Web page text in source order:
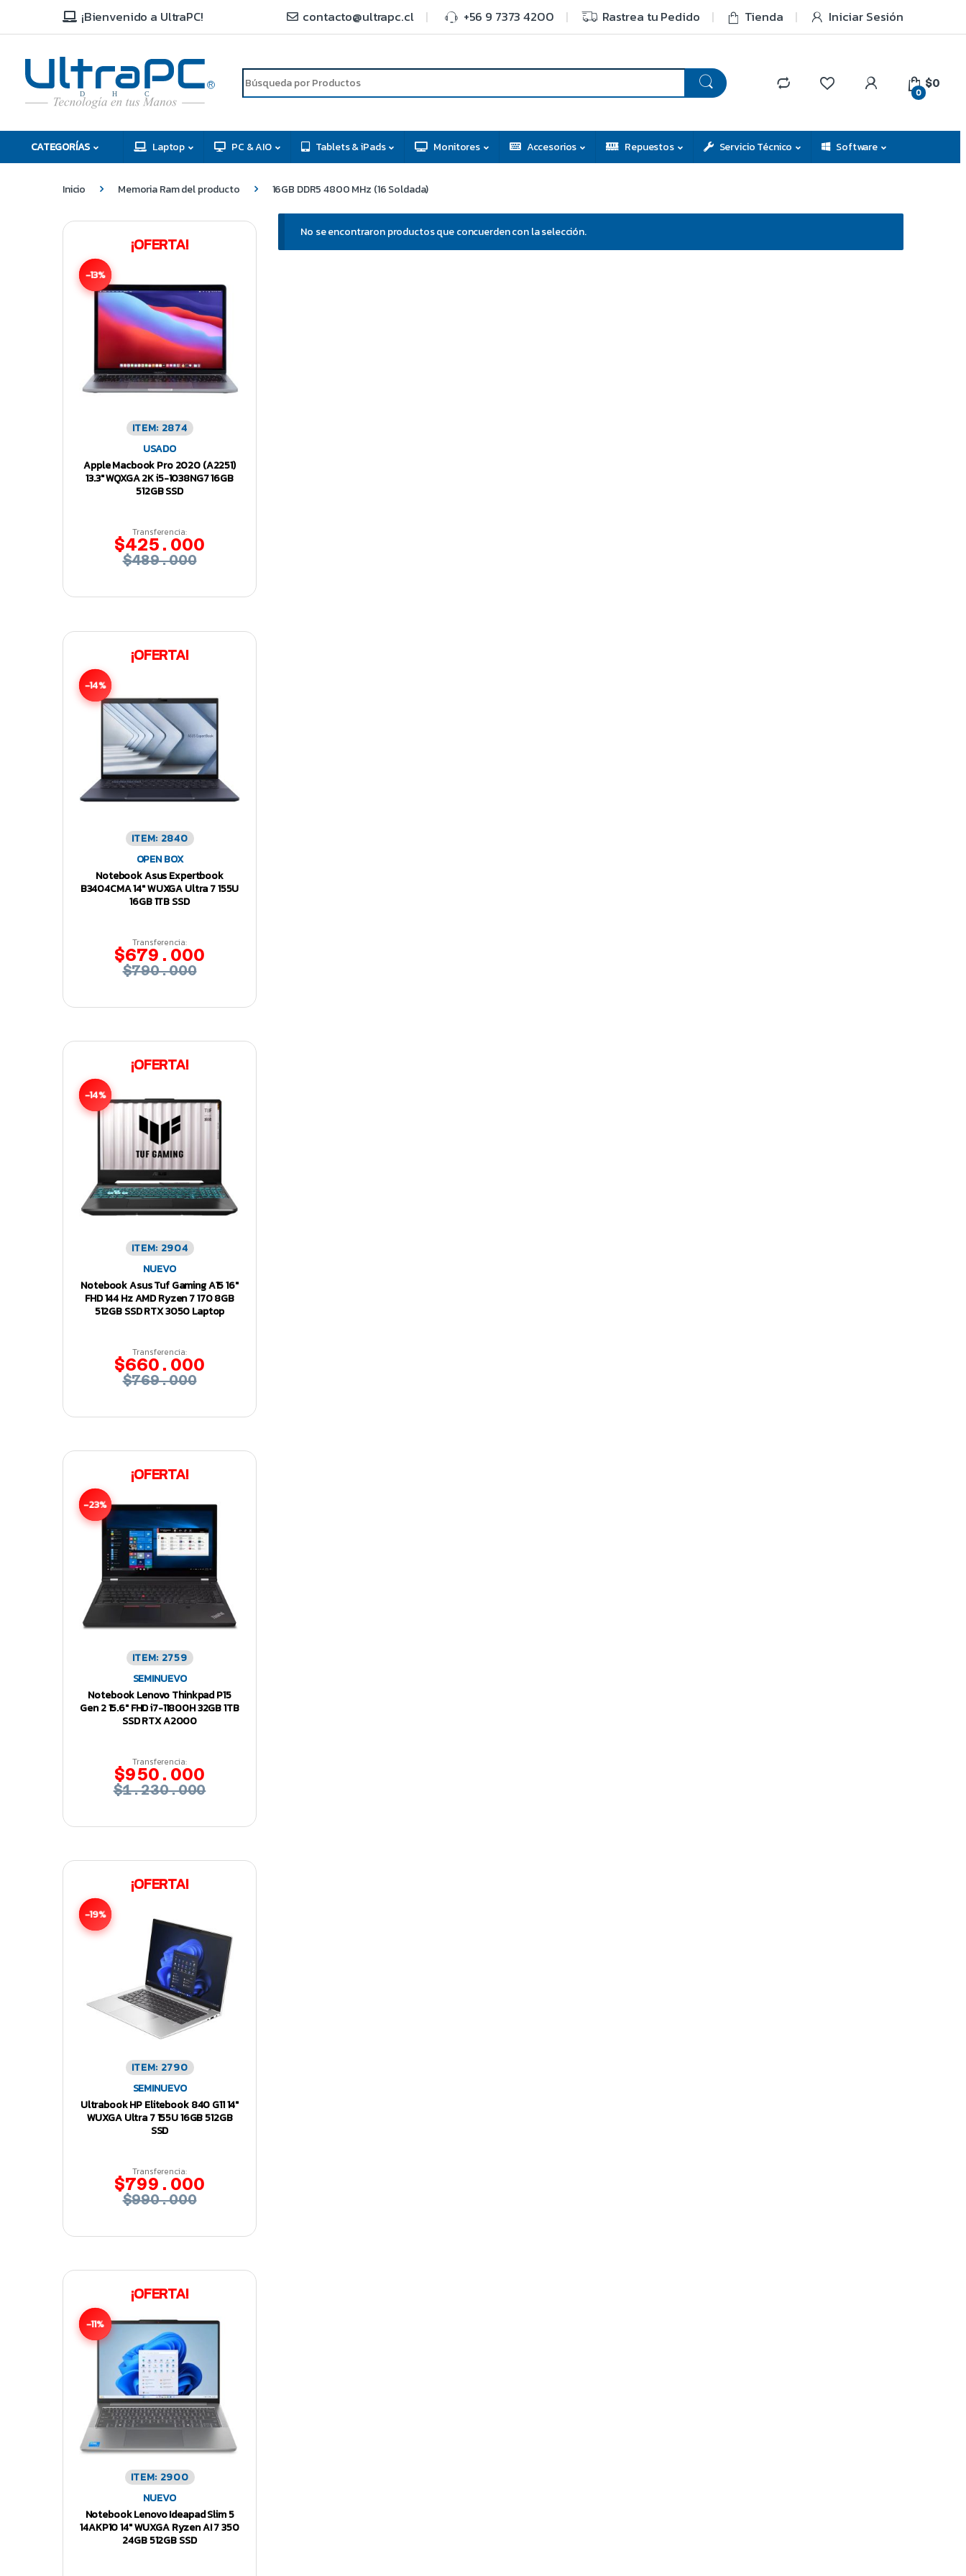
¡Bienvenido a UltraPC! contacto@ultrapc.cl +56 9 7373 4200 Rastrea tu Pedido Tienda Iniciar Sesión
C
H
D
R
0
$0
CATEGORÍAS Laptop PC & AIO Tablets & iPads Monitores Accesorios Repuestos Servicio Técnico Software
Inicio Memoria Ram del producto 16GB DDR5 4800 MHz (16 Soldada)
No se encontraron productos que concuerden con la selección.
¡OFERTA!
-13%
ITEM: 2874
USADO
Apple Macbook Pro 2020 (A2251)
13.3″ WQXGA 2K i5-1038NG7 16GB
512GB SSD
Transferencia:
$425.000
$489.000
¡OFERTA!
-14%
ITEM: 2840
OPEN BOX
Notebook Asus Expertbook
B3404CMA 14″ WUXGA Ultra 7 155U
16GB 1TB SSD
Transferencia:
$679.000
$790.000
¡OFERTA!
-14%
ITEM: 2904
NUEVO
Notebook Asus Tuf Gaming A15 16″
FHD 144 Hz AMD Ryzen 7 170 8GB
512GB SSD RTX 3050 Laptop
Transferencia:
$660.000
$769.000
¡OFERTA!
-23%
ITEM: 2759
SEMINUEVO
Notebook Lenovo Thinkpad P15
Gen 2 15.6″ FHD i7-11800H 32GB 1TB
SSD RTX A2000
Transferencia:
$950.000
$1.230.000
¡OFERTA!
-19%
ITEM: 2790
SEMINUEVO
Ultrabook HP Elitebook 840 G11 14″
WUXGA Ultra 7 155U 16GB 512GB
SSD
Transferencia:
$799.000
$990.000
¡OFERTA!
-11%
ITEM: 2900
NUEVO
Notebook Lenovo Ideapad Slim 5
14AKP10 14″ WUXGA Ryzen AI 7 350
24GB 512GB SSD